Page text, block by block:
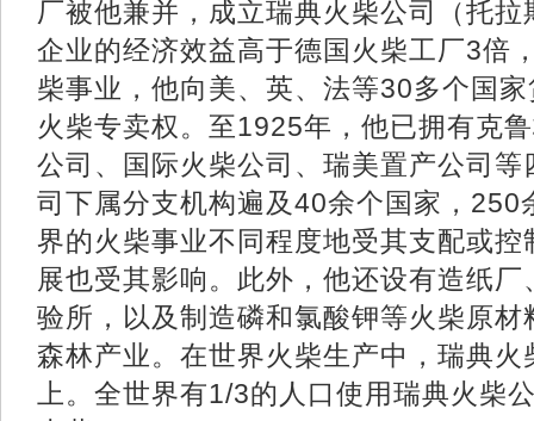
厂被他兼并，成立瑞典火柴公司（托
企业的经济效益高于德国火柴工厂3倍
柴事业，他向美、英、法等30多个国
火柴专卖权。至1925年，他已拥有克
公司、国际火柴公司、瑞美置产公司
司下属分支机构遍及40余个国家，250
界的火柴事业不同程度地受其支配或
展也受其影响。此外，他还设有造纸
验所，以及制造磷和氯酸钾等火柴原
森林产业。在世界火柴生产中，瑞典
上。全世界有1/3的人口使用瑞典火柴